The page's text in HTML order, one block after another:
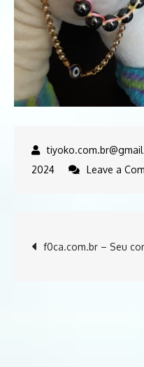
2024
Leave a
Post
f0ca.com.br – Seu